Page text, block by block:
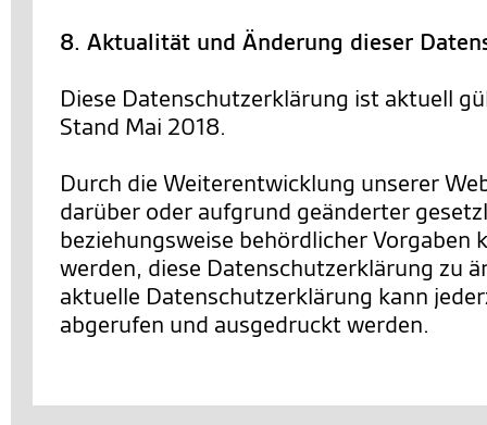
8. Aktualität und Änderung dieser
Diese Datenschutzerklärung ist aktuell
Stand Mai 2018.
Durch die Weiterentwicklung unserer
darüber oder aufgrund geänderter
beziehungsweise behördlicher Vorgaben
werden, diese Datenschutzerklärung zu
aktuelle Datenschutzerklärung kann
abgerufen und ausgedruckt werden.